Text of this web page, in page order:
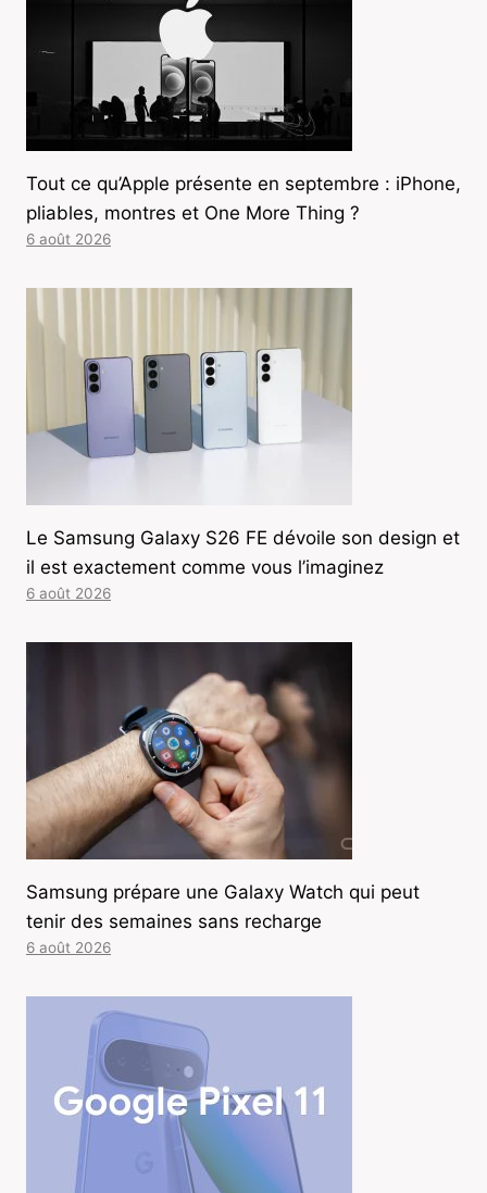
Tout ce qu’Apple présente en septembre : iPhone,
pliables, montres et One More Thing ?
6 août 2026
Le Samsung Galaxy S26 FE dévoile son design et
il est exactement comme vous l’imaginez
6 août 2026
Samsung prépare une Galaxy Watch qui peut
tenir des semaines sans recharge
6 août 2026